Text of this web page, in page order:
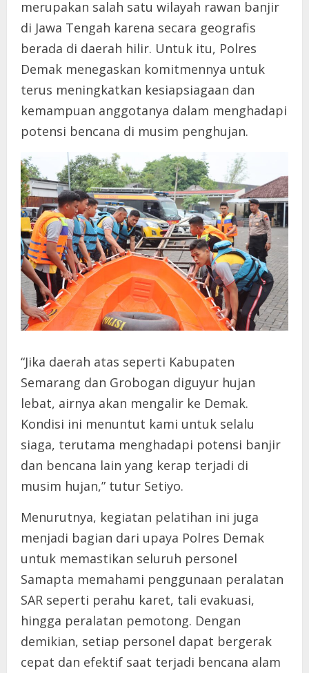
merupakan salah satu wilayah rawan banjir
di Jawa Tengah karena secara geografis
berada di daerah hilir. Untuk itu, Polres
Demak menegaskan komitmennya untuk
terus meningkatkan kesiapsiagaan dan
kemampuan anggotanya dalam menghadapi
potensi bencana di musim penghujan.
“Jika daerah atas seperti Kabupaten
Semarang dan Grobogan diguyur hujan
lebat, airnya akan mengalir ke Demak.
Kondisi ini menuntut kami untuk selalu
siaga, terutama menghadapi potensi banjir
dan bencana lain yang kerap terjadi di
musim hujan,” tutur Setiyo.
Menurutnya, kegiatan pelatihan ini juga
menjadi bagian dari upaya Polres Demak
untuk memastikan seluruh personel
Samapta memahami penggunaan peralatan
SAR seperti perahu karet, tali evakuasi,
hingga peralatan pemotong. Dengan
demikian, setiap personel dapat bergerak
cepat dan efektif saat terjadi bencana alam